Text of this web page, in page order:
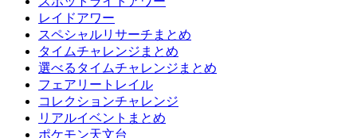
レイドアワー
スペシャルリサーチまとめ
タイムチャレンジまとめ
選べるタイムチャレンジまとめ
フェアリートレイル
コレクションチャレンジ
リアルイベントまとめ
ポケモン天文台